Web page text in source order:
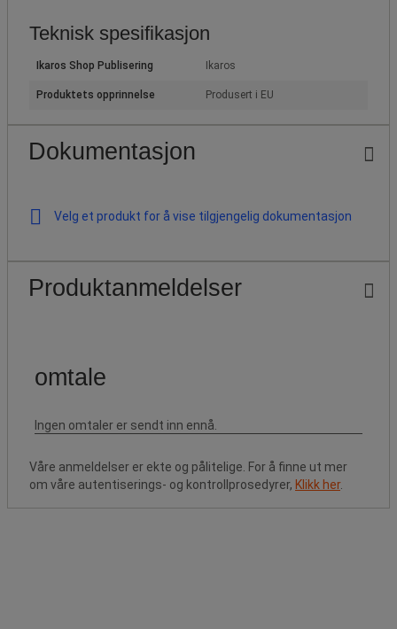
Teknisk spesifikasjon
Ikaros Shop Publisering Ikaros
Produktets opprinnelse Produsert i EU
Dokumentasjon
Velg et produkt for å vise tilgjengelig dokumentasjon
Produktanmeldelser
Våre anmeldelser er ekte og pålitelige. For å finne ut mer
om våre autentiserings- og kontrollprosedyrer, Klikk her.